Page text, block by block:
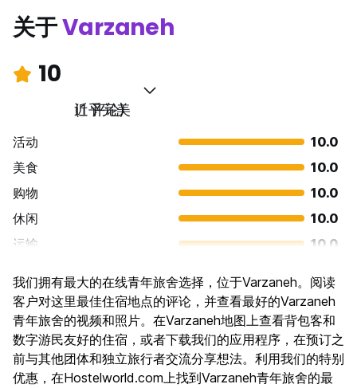
关于Varzaneh
10
近乎完美
(1 评论)
活动
10.0
美食
10.0
购物
10.0
休闲
10.0
运输
10.0
文化
10.0
夜生活
10.0
物有所值
10.0
我们拥有最大的在线青年旅舍选择，位于Varzaneh。阅读
客户对这里最佳住宿地点的评论，并查看最好的Varzaneh
青年旅舍的视频和照片。在Varzaneh地图上查看背包客和
数字游民友好的住宿，或者下载我们的应用程序，在预订之
前与其他团体和独立旅行者交流分享想法。利用我们的特别
优惠，在Hostelworld.com上找到Varzaneh青年旅舍的最